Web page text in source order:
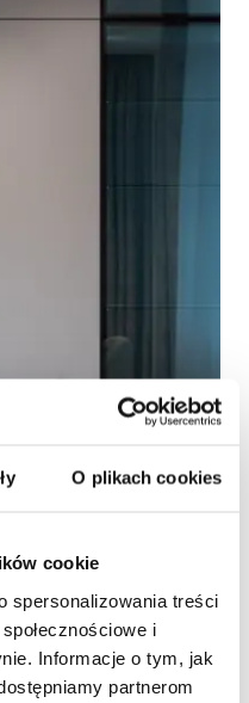
O plikach cookies
cookie
spersonalizowania treści
i
Informacje o tym, jak
partnerom
kuchni w stylu